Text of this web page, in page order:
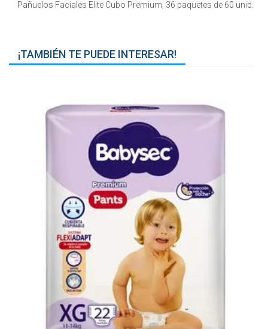
Pañuelos Faciales Elite Cubo Premium, 36 paquetes de 60 unid.
¡TAMBIÉN TE PUEDE INTERESAR!